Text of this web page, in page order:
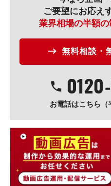
ご要望にお応え
業界相場の半額
無料相談・
0120‐
お電話はこちら（